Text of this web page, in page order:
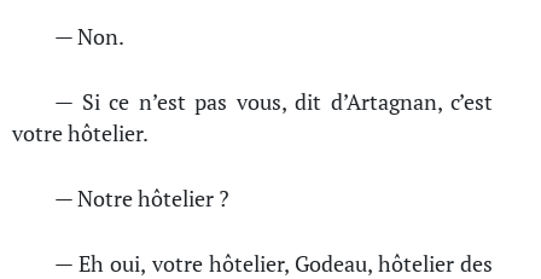
— Non.
— Si ce n’est pas vous, dit d’Artagnan, c’est
votre hôtelier.
— Notre hôtelier ?
— Eh oui, votre hôtelier, Godeau, hôtelier des